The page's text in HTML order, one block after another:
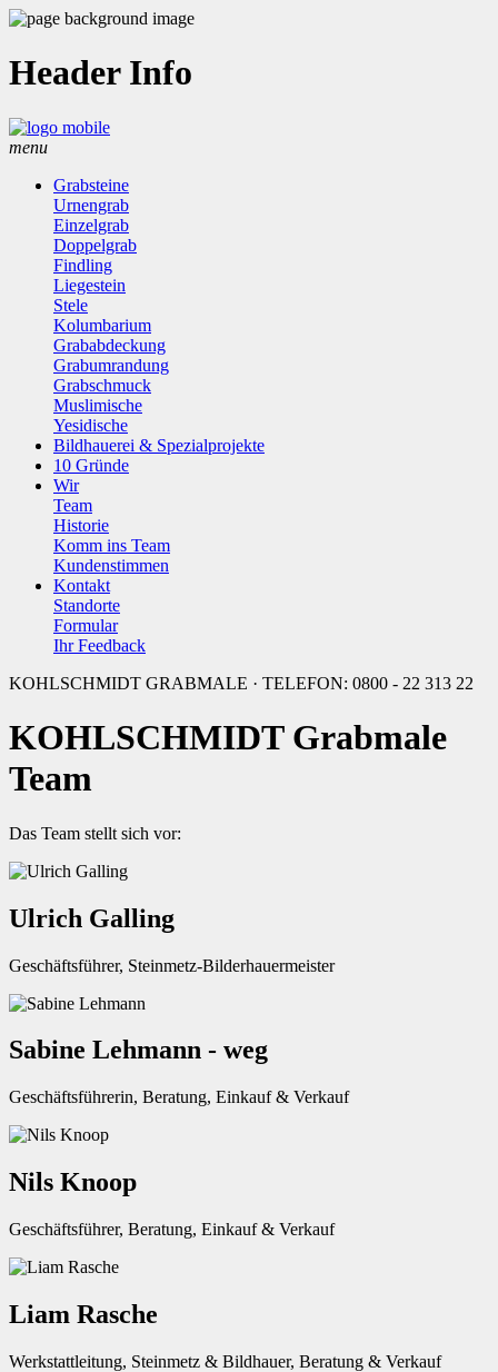
Header Info
menu
Grabsteine
Urnengrab
Einzelgrab
Doppelgrab
Findling
Liegestein
Stele
Kolumbarium
Grababdeckung
Grabumrandung
Grabschmuck
Muslimische
Yesidische
Bildhauerei & Spezialprojekte
10 Gründe
Wir
Team
Historie
Komm ins Team
Kundenstimmen
Kontakt
Standorte
Formular
Ihr Feedback
KOHLSCHMIDT GRABMALE · TELEFON: 0800 - 22 313 22
KOHLSCHMIDT Grabmale
Team
Das Team stellt sich vor:
Ulrich Galling
Geschäftsführer, Steinmetz-Bilderhauermeister
Sabine Lehmann - weg
Geschäftsführerin, Beratung, Einkauf & Verkauf
Nils Knoop
Geschäftsführer, Beratung, Einkauf & Verkauf
Liam Rasche
Werkstattleitung, Steinmetz & Bildhauer, Beratung & Verkauf